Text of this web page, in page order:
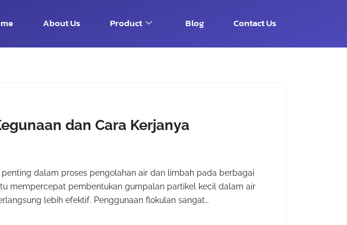
About Us Product Blog Contact Us
dan Cara Kerjanya
dalam proses pengolahan air dan limbah pada berbagai
mempercepat pembentukan gumpalan partikel kecil dalam air
lebih efektif. Penggunaan flokulan sangat…